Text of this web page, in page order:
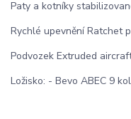
Paty a kotníky
Rychlé upevnění Ratchet
Podvozek Extruded
Ložisko: - Bevo ABEC 9